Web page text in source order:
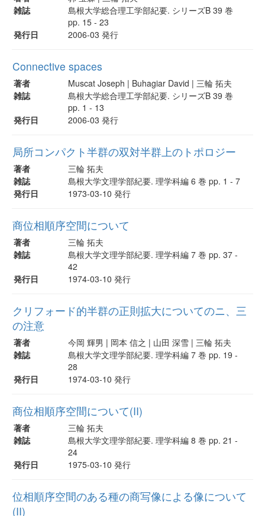
雑誌
島根大学総合理工学部紀要. シリーズB 39 巻
pp. 15 - 23
発行日
2006-03 発行
Connective spaces
著者
Muscat Joseph | Buhagiar David | 三輪 拓夫
雑誌
島根大学総合理工学部紀要. シリーズB 39 巻
pp. 1 - 13
発行日
2006-03 発行
局所コンパクト半群の双対半群上のトポロジー
著者
三輪 拓夫
雑誌
島根大学文理学部紀要. 理学科編 6 巻 pp. 1 - 7
発行日
1973-03-10 発行
商位相順序空間について
著者
三輪 拓夫
雑誌
島根大学文理学部紀要. 理学科編 7 巻 pp. 37 -
42
発行日
1974-03-10 発行
クリフォード的半群の正則拡大についてのニ、三
の注意
著者
今岡 輝男 | 岡本 信之 | 山田 深雪 | 三輪 拓夫
雑誌
島根大学文理学部紀要. 理学科編 7 巻 pp. 19 -
28
発行日
1974-03-10 発行
商位相順序空間について(II)
著者
三輪 拓夫
雑誌
島根大学文理学部紀要. 理学科編 8 巻 pp. 21 -
24
発行日
1975-03-10 発行
位相順序空間のある種の商写像による像について
(II)